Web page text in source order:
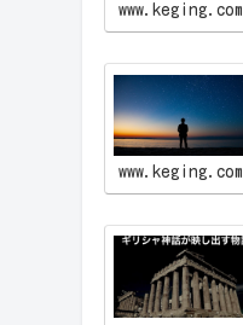
www.keging.com
www.keging.com